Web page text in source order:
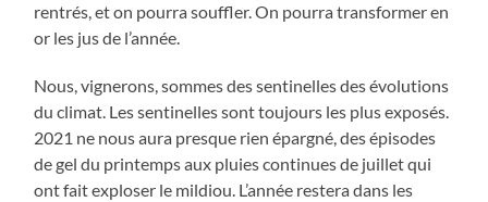
rentrés, et on pourra souffler. On pourra transformer en
or les jus de l’année.
Nous, vignerons, sommes des sentinelles des évolutions
du climat. Les sentinelles sont toujours les plus exposés.
2021 ne nous aura presque rien épargné, des épisodes
de gel du printemps aux pluies continues de juillet qui
ont fait exploser le mildiou. L’année restera dans les